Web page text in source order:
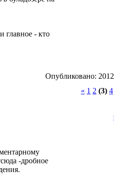
главное - кто
Опубликовано:
« 1 2 (3) 4
-дробное